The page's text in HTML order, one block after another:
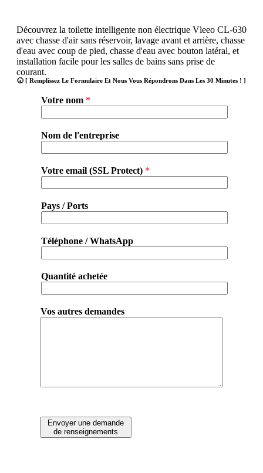
Découvrez la toilette intelligente non électrique Vleeo CL-630
avec chasse d'air sans réservoir, lavage avant et arrière, chasse
d'eau avec coup de pied, chasse d'eau avec bouton latéral, et
installation facile pour les salles de bains sans prise de
courant.
🕢 [ Remplissez Le Formulaire Et Nous Vous Répondrons Dans Les 30 Minutes ! ]
Votre nom *
Nom de l'entreprise
Votre email (SSL Protect) *
Pays / Ports
Téléphone / WhatsApp
Quantité achetée
Vos autres demandes
Envoyer une demande
de renseignements